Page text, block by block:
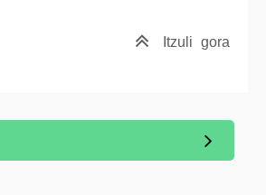
Itzuli gora
du)